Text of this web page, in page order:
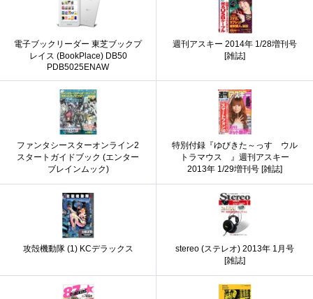
電子ブックリーダー 東芝ブックプ
レイス (BookPlace) DB50
PDB5025ENAW
週刊アスキー 2014年 1/28増刊号
[雑誌]
ファンタシースターオンライン2
スタートガイドブック (エンター
ブレインムック)
特別付録『ゆびきた～っす ウル
トラマウス 』週刊アスキー
2013年 1/29増刊号 [雑誌]
攻殻機動隊 (1) KCデラックス
stereo (ステレオ) 2013年 1月号
[雑誌]